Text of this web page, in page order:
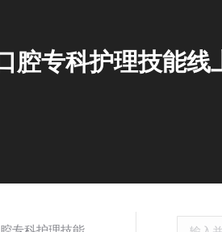
腔专科护理技能线
Search: